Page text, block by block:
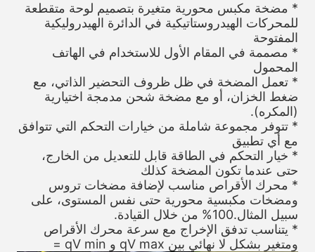
* مضخة مكبس محورية متغيرة بتصميم لوحة متقطعة
للمحركات الهيدروستاتيكية في الدائرة الهيدروليكية
المفتوحة
* مصممة في المقام الأول للاستخدام في الهاتف
المحمول
* تعمل المضخة في ظل ظروف التحضير الذاتي، مع
ضغط الخزان، أو مع مضخة شحن مدمجة اختيارية
(المكره).
* تتوفر مجموعة شاملة من خيارات التحكم التي تتوافق
مع أي تطبيق
* خيار التحكم في الطاقة قابل للتعديل من الخارج،
حتى عندما تكون المضخة كذلك
* محرك الأقراص مناسب لإضافة مضخات تروس
ومضخات مكبسية محورية حتى نفس المستوى، على
سبيل المثال.100% من خلال القيادة.
* يتناسب تدفق الإخراج مع سرعة محرك الأقراص
ومتغير بشكل لا نهائي بين qV max و qV min =